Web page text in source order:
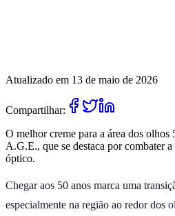
Atualizado em 13 de maio de 2026
Compartilhar:
O melhor creme para a área dos olhos
A.G.E., que se destaca por combater
óptico.
Chegar aos 50 anos marca uma
especialmente na região ao redor dos